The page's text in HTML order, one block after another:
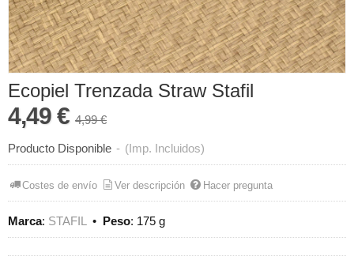
Ecopiel Trenzada Straw Stafil
4,49 € 4,99 €
Producto Disponible - (Imp. Incluidos)
Costes de envío Ver descripción Hacer pregunta
Marca: STAFIL• Peso: 175 g